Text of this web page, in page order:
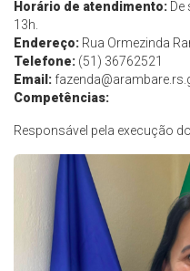
Horário de atendimento: De
13h.
Endereço: Rua Ormezinda
Telefone: (51) 36762521
Email:
Competências:
Responsável pela execução